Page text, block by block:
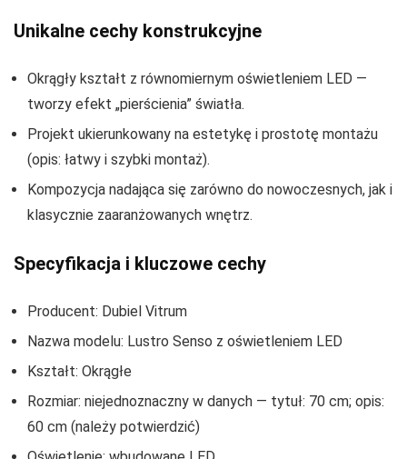
Unikalne cechy konstrukcyjne
Okrągły kształt z równomiernym oświetleniem LED —
tworzy efekt „pierścienia” światła.
Projekt ukierunkowany na estetykę i prostotę montażu
(opis: łatwy i szybki montaż).
Kompozycja nadająca się zarówno do nowoczesnych, jak i
klasycznie zaaranżowanych wnętrz.
Specyfikacja i kluczowe cechy
Producent: Dubiel Vitrum
Nazwa modelu: Lustro Senso z oświetleniem LED
Kształt: Okrągłe
Rozmiar: niejednoznaczny w danych — tytuł: 70 cm; opis:
60 cm (należy potwierdzić)